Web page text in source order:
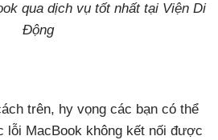
qua dịch vụ tốt nhất tại Viện Di
Động
trên, hy vọng các bạn có thể
MacBook không kết nối được